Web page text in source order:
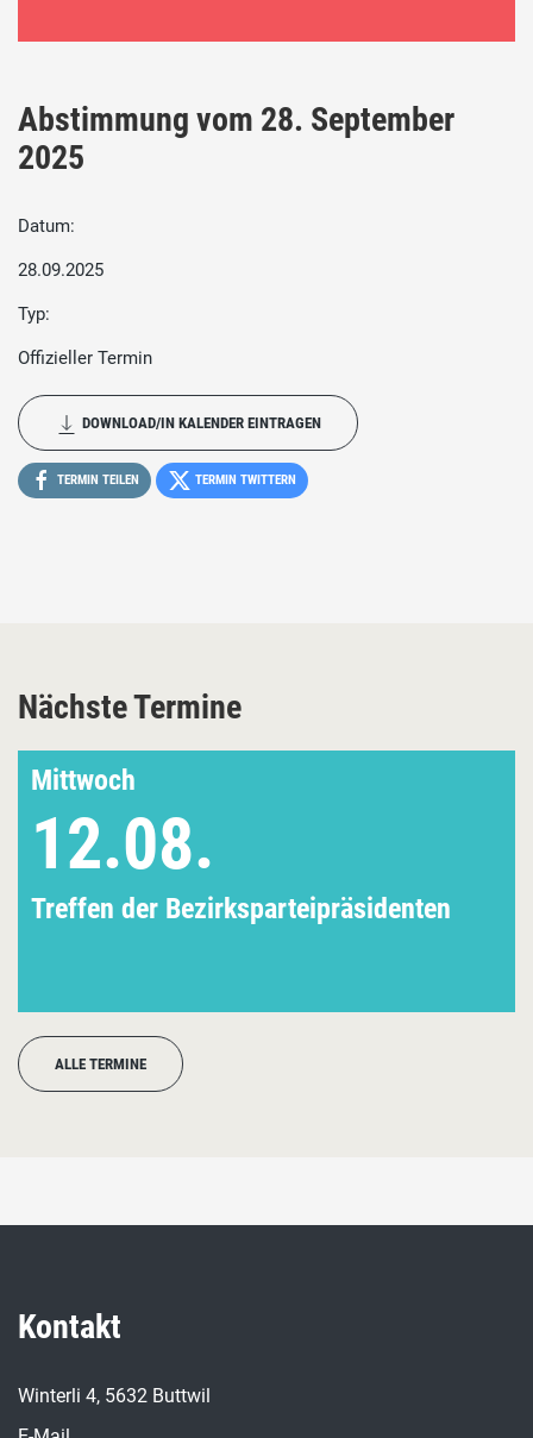
Abstimmung vom 28. September
2025
Datum:
28.09.2025
Typ:
Offizieller Termin
DOWNLOAD/IN KALENDER EINTRAGEN
TERMIN TEILEN TERMIN TWITTERN
Nächste Termine
Mittwoch
12.08.
Treffen der Bezirksparteipräsidenten
ALLE TERMINE
Kontakt
Winterli 4, 5632 Buttwil